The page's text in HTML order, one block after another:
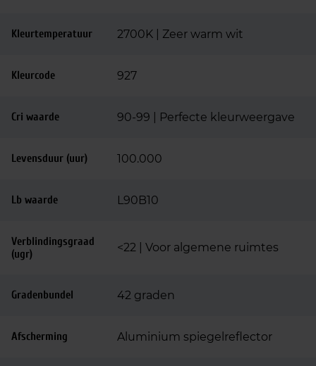
Kleurtemperatuur 2700K | Zeer warm wit
Kleurcode 927
Cri waarde 90-99 | Perfecte kleurweergave
Levensduur (uur) 100.000
Lb waarde L90B10
Verblindingsgraad
(ugr)
<22 | Voor algemene ruimtes
Gradenbundel 42 graden
Afscherming Aluminium spiegelreflector